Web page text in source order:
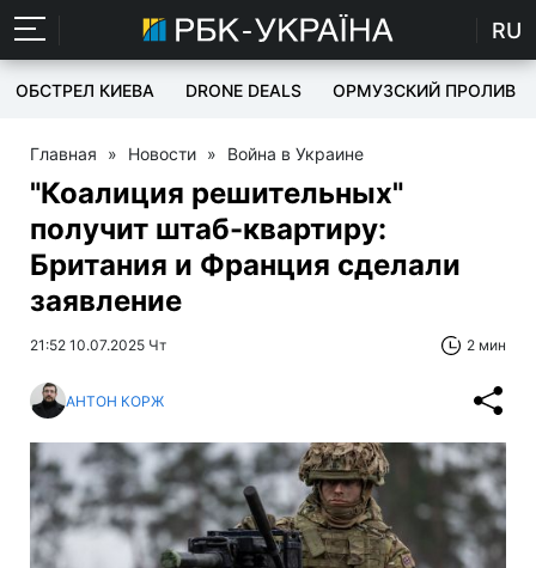
RU
ОБСТРЕЛ КИЕВА DRONE DEALS ОРМУЗСКИЙ ПРОЛИВ
Главная » Новости » Война в Украине
"Коалиция решительных"
получит штаб-квартиру:
Британия и Франция сделали
заявление
21:52 10.07.2025 Чт 2 мин
АНТОН КОРЖ